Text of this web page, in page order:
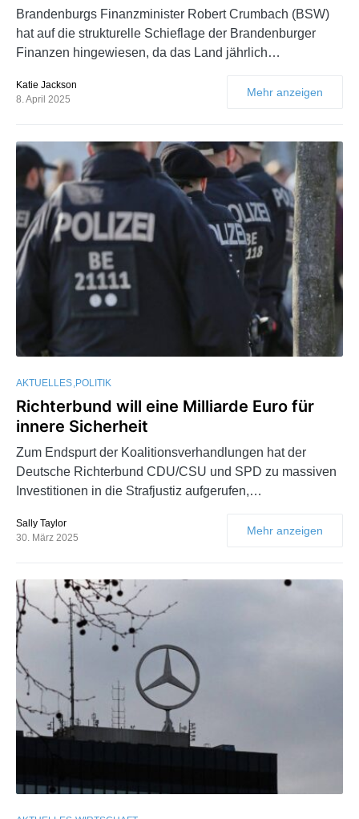
Brandenburgs Finanzminister Robert Crumbach (BSW)
hat auf die strukturelle Schieflage der Brandenburger
Finanzen hingewiesen, da das Land jährlich…
Katie Jackson
8. April 2025
Mehr anzeigen
AKTUELLES POLITIK
Richterbund will eine Milliarde Euro für
innere Sicherheit
Zum Endspurt der Koalitionsverhandlungen hat der
Deutsche Richterbund CDU/CSU und SPD zu massiven
Investitionen in die Strafjustiz aufgerufen,…
Sally Taylor
30. März 2025
Mehr anzeigen